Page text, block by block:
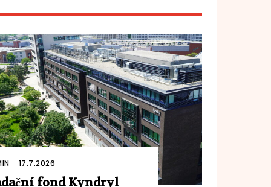
- 17.7.2026
fond Kyndryl